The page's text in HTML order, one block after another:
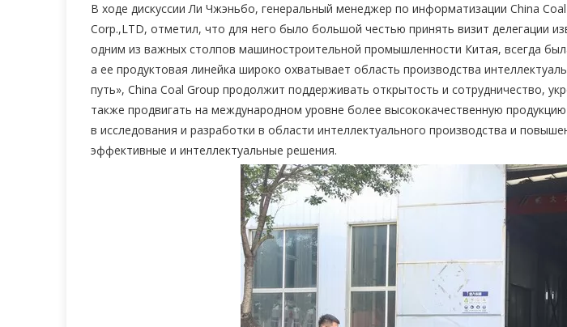
В ходе дискуссии Ли Чжэньбо, генеральный менеджер по информатизации China
Corp.,LTD, отметил, что для него было большой честью принять визит делегации
одним из важных столпов машиностроительной промышленности Китая, всегда
а ее продуктовая линейка широко охватывает область производства
путь», China Coal Group продолжит поддерживать открытость и сотрудничество,
также продвигать на международном уровне более высококачественную
в исследования и разработки в области интеллектуального производства и
эффективные и интеллектуальные решения.